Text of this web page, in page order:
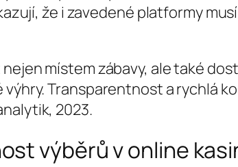
že i zavedené platformy
nejen místem zábavy, ale také
Transparentnost a rychlá
2023.
výběrů v online